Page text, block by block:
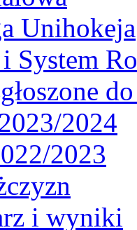
Unihokeja
System
2024
2023
i wyniki